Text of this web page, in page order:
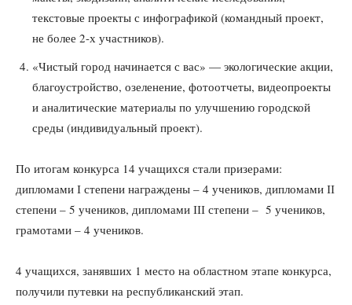
текстовые проекты с инфографикой (командный проект,
не более 2-х участников).
«Чистый город начинается с вас» — экологические акции,
благоустройство, озеленение, фотоотчеты, видеопроекты
и аналитические материалы по улучшению городской
среды (индивидуальный проект).
По итогам конкурса 14 учащихся стали призерами:
дипломами І степени награждены – 4 учеников, дипломами ІІ
степени – 5 учеников, дипломами ІІІ степени – 5 учеников,
грамотами – 4 учеников.
4 учащихся, занявших 1 место на областном этапе конкурса,
получили путевки на республиканский этап.